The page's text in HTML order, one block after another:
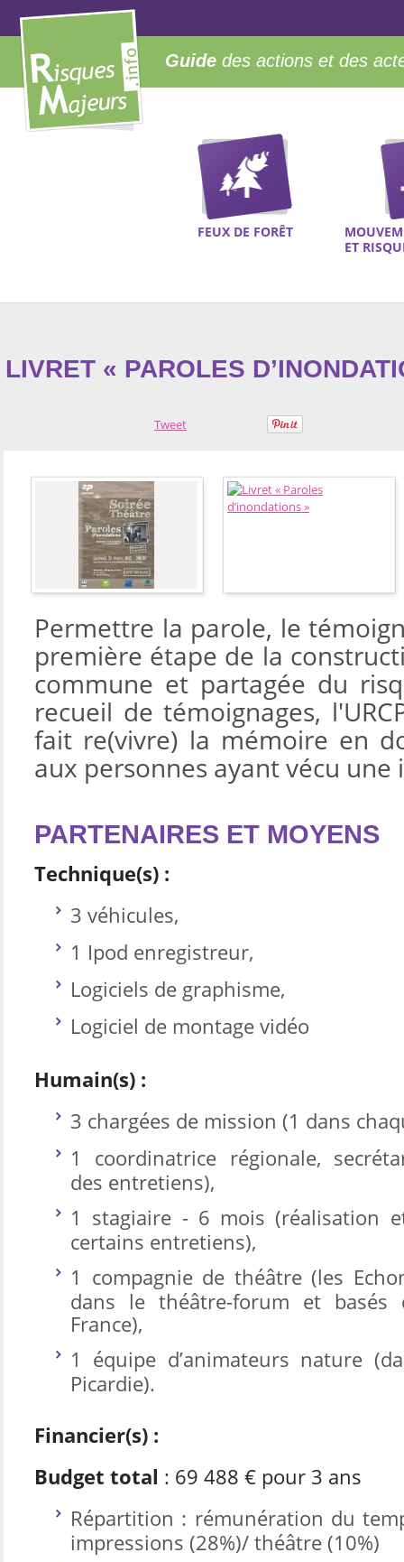
Guide des actions et des
FEUX DE FORÊT
ET
LIVRET « PAROLES
Tweet
Permettre la parole, le
première étape de la
commune et partagée du
recueil de témoignages,
fait re(vivre) la mémoire en
aux personnes ayant vécu
PARTENAIRES ET MOYENS
Technique(s) :
3 véhicules,
1 Ipod enregistreur,
Logiciels de graphisme,
Logiciel de montage vidéo
Humain(s) :
3 chargées de mission (1 dans
1 coordinatrice régionale,
des entretiens),
1 stagiaire - 6 mois (réalisation
certains entretiens),
1 compagnie de théâtre (les
dans le théâtre-forum et
France),
1 équipe d’animateurs nature
Picardie).
Financier(s) :
Budget total : 69 488 € pour 3 ans
Répartition : rémunération du
impressions (28%)/ théâtre (10%)